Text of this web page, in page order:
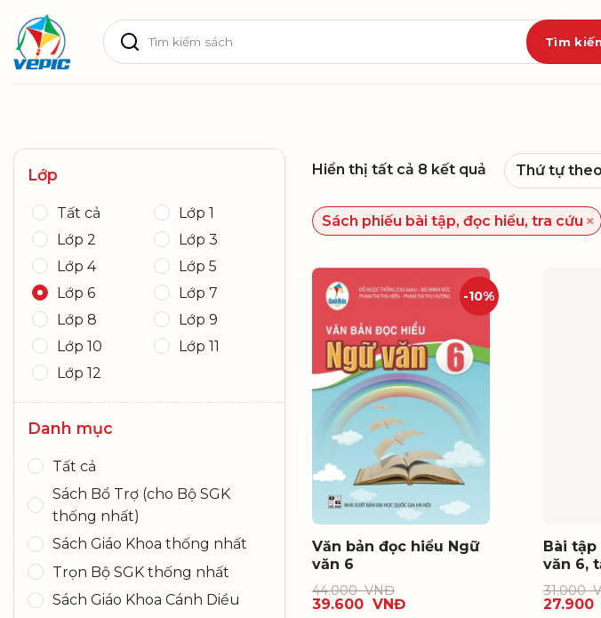
content
Tìm
kiếm:
Lớp
Tất cả
Lớp 1
Lớp 2
Lớp 3
Lớp 4
Lớp 5
Lớp 6
Lớp 7
Lớp 8
Lớp 9
Lớp 10
Lớp 11
Lớp 12
Danh mục
Tất cả
Sách Bổ Trợ (cho Bộ SGK
thống nhất)
Sách Giáo Khoa thống nhất
Trọn Bộ SGK thống nhất
Sách Giáo Khoa Cánh Diều
Hiển thị tất cả 8 kết quả
Sách phiếu bài tập, đọc hiểu, tra cứu ×
-10%
Văn bản đọc hiểu Ngữ
văn 6
44.000VNĐ
39.600 VNĐ
Bài
văn 6,
31.000
27.900